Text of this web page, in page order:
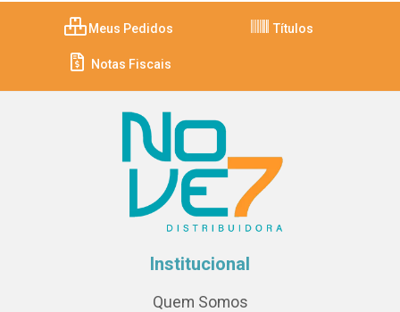
Meus Pedidos Títulos
Notas Fiscais
Institucional
Quem Somos